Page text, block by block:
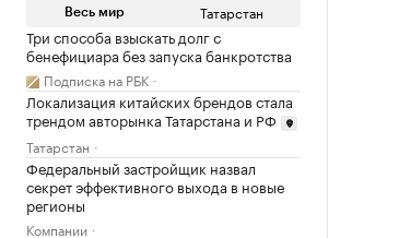
Весь мир Татарстан
Три способа взыскать долг с
бенефициара без запуска банкротства
Подписка на РБК
Локализация китайских брендов стала
трендом авторынка Татарстана и РФ
Татарстан
Федеральный застройщик назвал
секрет эффективного выхода в новые
регионы
Компании